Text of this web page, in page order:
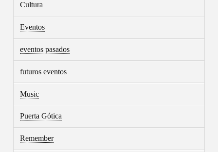
Cultura
Eventos
eventos pasados
futuros eventos
Music
Puerta Gótica
Remember